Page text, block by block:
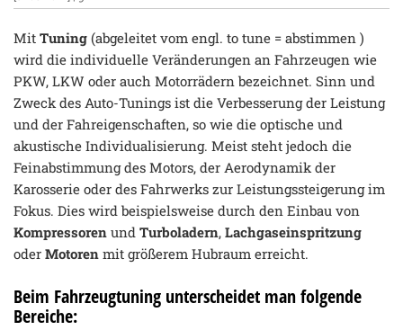
Mit Tuning (abgeleitet vom engl. to tune = abstimmen )
wird die individuelle Veränderungen an Fahrzeugen wie
PKW, LKW oder auch Motorrädern bezeichnet. Sinn und
Zweck des Auto-Tunings ist die Verbesserung der Leistung
und der Fahreigenschaften, so wie die optische und
akustische Individualisierung. Meist steht jedoch die
Feinabstimmung des Motors, der Aerodynamik der
Karosserie oder des Fahrwerks zur Leistungssteigerung im
Fokus. Dies wird beispielsweise durch den Einbau von
Kompressoren und Turboladern, Lachgaseinspritzung
oder Motoren mit größerem Hubraum erreicht.
Beim Fahrzeugtuning unterscheidet man folgende
Bereiche: